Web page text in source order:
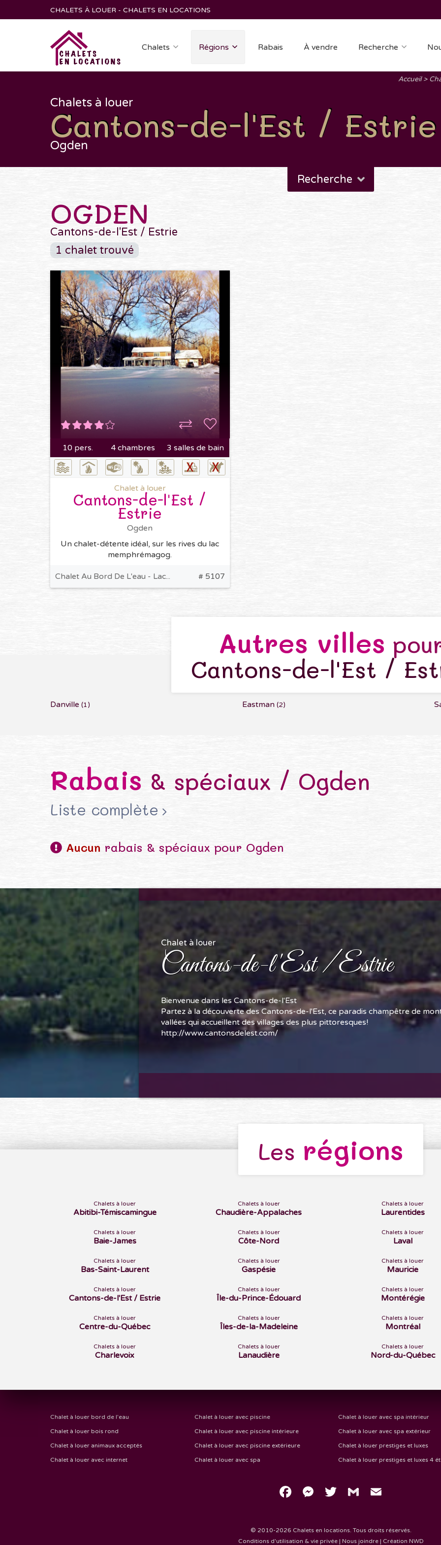
CHALETS À LOUER - CHALETS EN LOCATIONS
Chalets Régions Rabais À vendre Recherche
Accueil
Chalets à louer
Cantons-de-l'Est / Estrie
Ogden
Recherche
OGDEN
Cantons-de-l'Est / Estrie
1 chalet trouvé
10 pers. 4 chambres 3 salles de bain
Chalet à louer
Cantons-de-l'Est /
Estrie
Ogden
Un chalet-détente idéal, sur les rives du lac
memphrémagog.
Chalet Au Bord De L'eau - Lac... # 5107
Autres villes
Cantons-de-l'Est /
Danville (1) Eastman (2)
Rabais & spéciaux / Ogden
Liste complète
Aucun rabais & spéciaux pour Ogden
Chalet à louer
Cantons-de-l'Est / Estrie
Bienvenue dans les Cantons-de-l'Est
Partez à la découverte des Cantons-de-l'Est, ce paradis champêtre de
vallées qui accueillent des villages des plus pittoresques!
http://www.cantonsdelest.com/
Les régions
Chalets à louer
Abitibi-Témiscamingue
Chalets à louer
Baie-James
Chalets à louer
Bas-Saint-Laurent
Chalets à louer
Cantons-de-l'Est / Estrie
Chalets à louer
Centre-du-Québec
Chalets à louer
Charlevoix
Chalets à louer
Chaudière-Appalaches
Chalets à louer
Côte-Nord
Chalets à louer
Gaspésie
Chalets à louer
Île-du-Prince-Édouard
Chalets à louer
Îles-de-la-Madeleine
Chalets à louer
Lanaudière
Chalets à louer
Laurentides
Chalets à louer
Laval
Chalets à louer
Mauricie
Chalets à louer
Montérégie
Chalets à louer
Montréal
Chalets à louer
Nord-du-Québec
Chalet à louer bord de l'eau
Chalet à louer bois rond
Chalet à louer animaux acceptés
Chalet à louer avec internet
Chalet à louer avec piscine
Chalet à louer avec piscine intérieure
Chalet à louer avec piscine extérieure
Chalet à louer avec spa
Chalet à louer avec spa intérieur
Chalet à louer avec spa extérieur
Chalet à louer prestiges et luxes
Chalet à louer prestiges et luxes 4
FacebookMessenger
Twitter Gmail
© 2010-2026 Chalets en locations. Tous droits réservés.
Conditions d'utilisation & vie privée| Nous joindre| Création NWD